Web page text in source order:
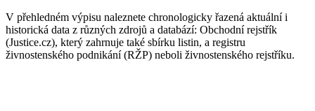
V přehledném výpisu naleznete chronologicky řazená aktuální i
historická data z různých zdrojů a databází: Obchodní rejstřík
(Justice.cz), který zahrnuje také sbírku listin, a registru
živnostenského podnikání (RŽP) neboli živnostenského rejstříku.